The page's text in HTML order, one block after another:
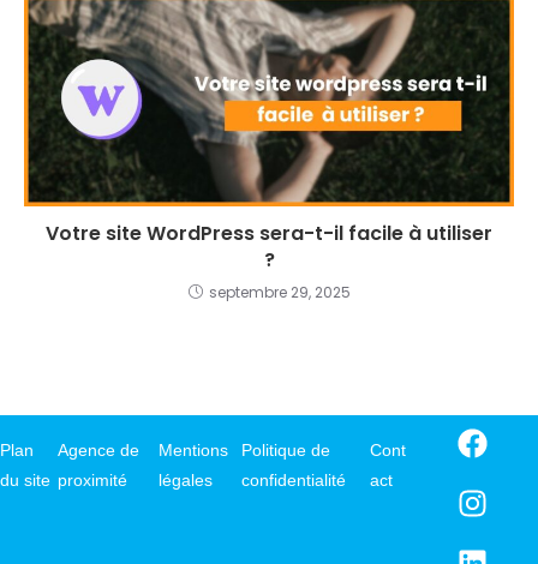
Votre site WordPress sera-t-il facile à utiliser
?
septembre 29, 2025
Plan
du site
Agence de
proximité
Mentions
légales
Politique de
confidentialité
Cont
act